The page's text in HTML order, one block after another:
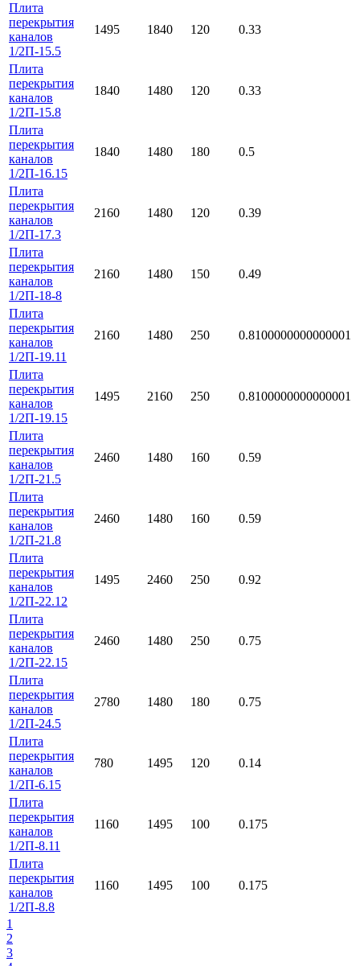
Плита
перекрытия
каналов
1/2П-15.5
1495 1840 120 0.33
Плита
перекрытия
каналов
1/2П-15.8
1840 1480 120 0.33
Плита
перекрытия
каналов
1/2П-16.15
1840 1480 180 0.5
Плита
перекрытия
каналов
1/2П-17.3
2160 1480 120 0.39
Плита
перекрытия
каналов
1/2П-18-8
2160 1480 150 0.49
Плита
перекрытия
каналов
1/2П-19.11
2160 1480 250 0.8100000000000001
Плита
перекрытия
каналов
1/2П-19.15
1495 2160 250 0.8100000000000001
Плита
перекрытия
каналов
1/2П-21.5
2460 1480 160 0.59
Плита
перекрытия
каналов
1/2П-21.8
2460 1480 160 0.59
Плита
перекрытия
каналов
1/2П-22.12
1495 2460 250 0.92
Плита
перекрытия
каналов
1/2П-22.15
2460 1480 250 0.75
Плита
перекрытия
каналов
1/2П-24.5
2780 1480 180 0.75
Плита
перекрытия
каналов
1/2П-6.15
780 1495 120 0.14
Плита
перекрытия
каналов
1/2П-8.11
1160 1495 100 0.175
Плита
перекрытия
каналов
1/2П-8.8
1160 1495 100 0.175
1
2
3